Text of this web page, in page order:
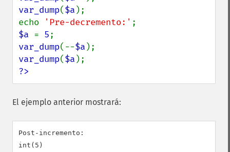
var_dump($a );
echo
'Pre-decremento:'
$a = 5
var_dump(--$a
var_dump($a
?>
El ejemplo anterior mostrará:
Post-incremento:
int(5)